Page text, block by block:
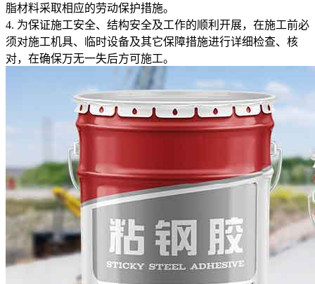
脂材料采取相应的劳动保护措施。
4. 为保证施工安全、结构安全及工作的顺利开展，在施工前必
须对施工机具、临时设备及其它保障措施进行详细检查、核
对，在确保万无一失后方可施工。